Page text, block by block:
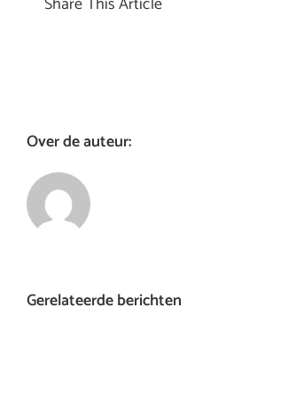
Over de auteur:
Gerelateerde berichten